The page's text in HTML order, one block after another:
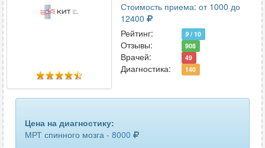
Стоимость приема: от 1000 до
12400
Рейтинг:
9 / 10
Отзывы: 908
Врачей: 49
Диагностика: 140
Цена на диагностику:
МРТ спинного мозга - 8000